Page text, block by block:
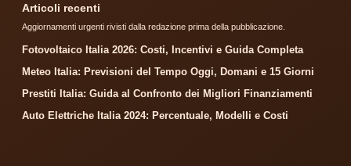
Articoli recenti
Aggiornamenti urgenti rivisti dalla redazione prima della pubblicazione.
Fotovoltaico Italia 2026: Costi, Incentivi e Guida Completa
Meteo Italia: Previsioni del Tempo Oggi, Domani e 15 Giorni
Prestiti Italia: Guida al Confronto dei Migliori Finanziamenti
Auto Elettriche Italia 2024: Percentuale, Modelli e Costi